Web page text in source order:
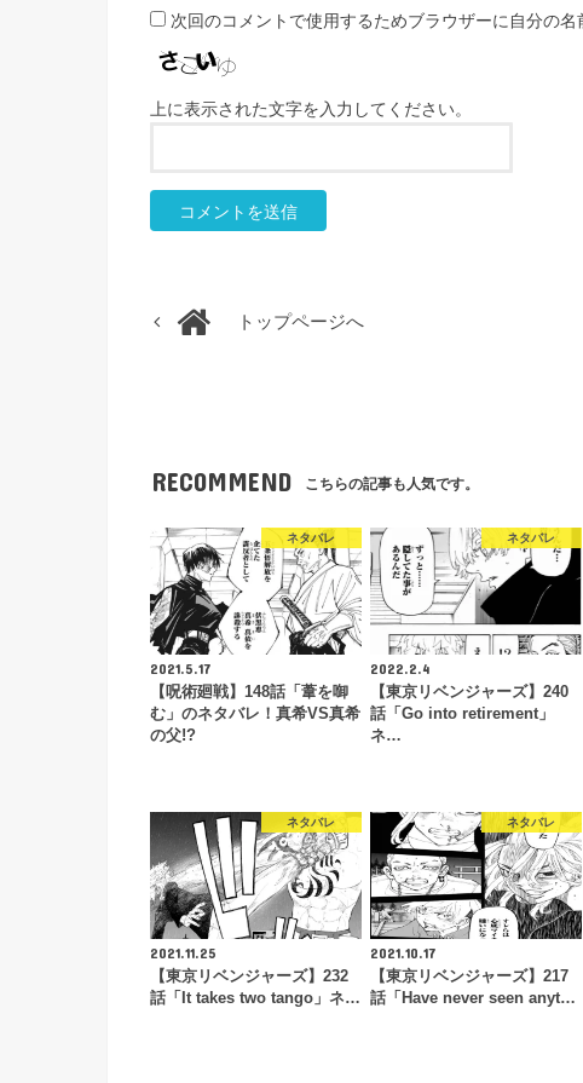
次回のコメントで使用するためブラウザーに自分の名
上に表示された文字を入力してください。
トップページへ
RECOMMEND こちらの記事も人気です。
ネタバレ
2021.5.17
【呪術廻戦】148話「葦を啣
む」のネタバレ！真希VS真希
の父!?
ネタバレ
2022.2.4
【東京リベンジャーズ】240
話「Go into retirement」
ネ…
ネタバレ
2021.11.25
【東京リベンジャーズ】232
話「It takes two tango」ネ…
ネタバレ
2021.10.17
【東京リベンジャーズ】217
話「Have never seen anyt…